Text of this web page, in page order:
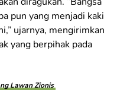
pun yang menjadi kaki
ujarnya, mengirimkan
yang berpihak pada
Lawan Zionis